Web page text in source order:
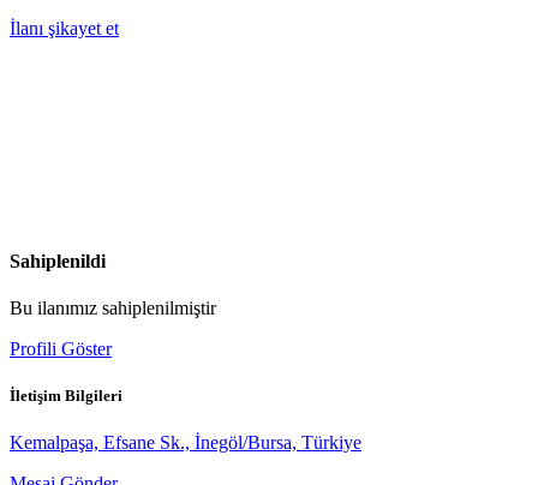
İlanı şikayet et
Sahiplenildi
Bu ilanımız sahiplenilmiştir
Profili Göster
İletişim Bilgileri
Kemalpaşa, Efsane Sk., İnegöl/Bursa, Türkiye